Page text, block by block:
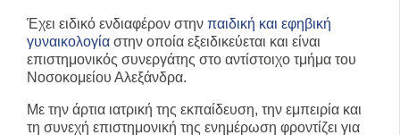
Έχει ειδικό ενδιαφέρον στηνπαιδική και εφηβική
γυναικολογία στην οποία εξειδικεύεται και είναι
επιστημονικός συνεργάτης στο αντίστοιχο τμήμα του
Νοσοκομείου Αλεξάνδρα.
Με την άρτια ιατρική της εκπαίδευση, την εμπειρία και
τη συνεχή επιστημονική της ενημέρωση φροντίζει για